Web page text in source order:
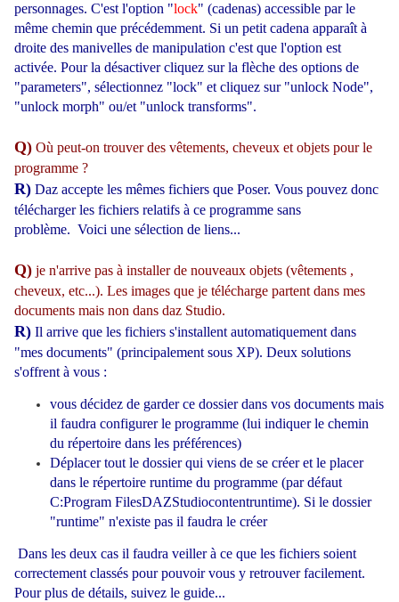
personnages. C'est l'option "lock" (cadenas) accessible par le
même chemin que précédemment. Si un petit cadena apparaît à
droite des manivelles de manipulation c'est que l'option est
activée. Pour la désactiver cliquez sur la flèche des options de
"parameters", sélectionnez "lock" et cliquez sur "unlock Node",
"unlock morph" ou/et "unlock transforms".
Q) Où peut-on trouver des vêtements, cheveux et objets pour le
programme ?
R) Daz accepte les mêmes fichiers que Poser. Vous pouvez donc
télécharger les fichiers relatifs à ce programme sans
problème. Voici une sélection de liens...
Q) je n'arrive pas à installer de nouveaux objets (vêtements ,
cheveux, etc...). Les images que je télécharge partent dans mes
documents mais non dans daz Studio.
R) Il arrive que les fichiers s'installent automatiquement dans
"mes documents" (principalement sous XP). Deux solutions
s'offrent à vous :
vous décidez de garder ce dossier dans vos documents mais
il faudra configurer le programme (lui indiquer le chemin
du répertoire dans les préférences)
Déplacer tout le dossierqui viens de se créer et le placer
dans le répertoire runtime du programme (par défaut
C:Program FilesDAZStudiocontentruntime). Si le dossier
"runtime" n'existe pas il faudra le créer
Dans les deux cas il faudra veiller à ce que les fichiers soient
correctement classés pour pouvoir vous y retrouver facilement.
Pour plus de détails, suivez le guide...